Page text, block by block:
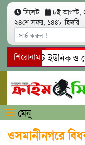
সিলেট ৮ই আগস্ট,
২৪শে সফর, ১৪৪৮ হিজরি
শিরোনাম
সিলেটে ইউনিক ও
গোয়াইনঘাটে প্রেমের
মেনু
ওসমানীনগরে